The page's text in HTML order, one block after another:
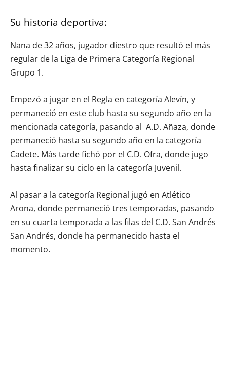
Su historia deportiva:
Nana de 32 años, jugador diestro que resultó el más
regular de la Liga de Primera Categoría Regional
Grupo 1.
Empezó a jugar en el Regla en categoría Alevín, y
permaneció en este club hasta su segundo año en la
mencionada categoría, pasando al A.D. Añaza, donde
permaneció hasta su segundo año en la categoría
Cadete. Más tarde fichó por el C.D. Ofra, donde jugo
hasta finalizar su ciclo en la categoría Juvenil.
Al pasar a la categoría Regional jugó en Atlético
Arona, donde permaneció tres temporadas, pasando
en su cuarta temporada a las filas del C.D. San Andrés
San Andrés, donde ha permanecido hasta el
momento.